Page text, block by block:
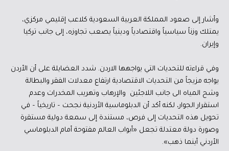
وأشار إلى صعود المملكة العربية السعودية كلاعب إقليمي مركزي،
يمتلك وزناً سياسياً واقتصادياً ودينياً يصعب تجاوزه، إلى جانب تركيا
وإيران.
وفي قراءته للتحديات التي يواجهها الاردن. شدد العضايلة على أن الأردن
يواجه مزيجاً من التحديات الاقتصادية ارتفاع معدلات الفقر والبطالة
وشح المياه الى جانب اللاجئين والإرهاب وتهريب المخدرات وعدم
استقرار الجوار، لكنه أكد أن الدبلوماسية الأردنية نجحت – تاريخياً – في
تحويل هذه التحديات إلى فرص، مستندة إلى سمعة دولية مستقرة
وصورة دولة معتدلة تجعل «أبواب العالم مفتوحة أمام الدبلوماسي
الأردني أينما ذهب».